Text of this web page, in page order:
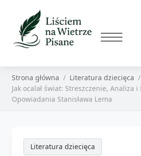
Strona główna
Literatura dziecięca
Jak ocalał świat: Streszczenie, Analiza
Opowiadania Stanisława Lema
Literatura dziecięca